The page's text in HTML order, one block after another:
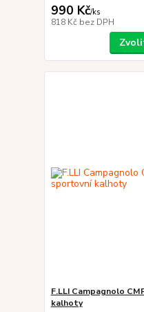
990 Kč/ks
818 Kč bez DPH
F.LLI Campagnolo
kalhoty